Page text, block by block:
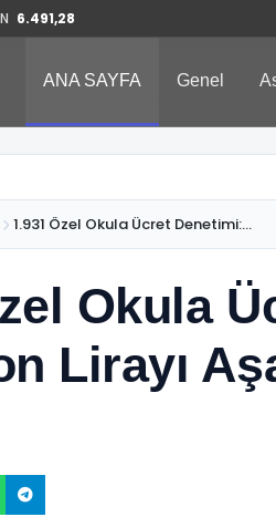
6.491,28
ANA SAYFA Genel
1.931 Özel Okula Ücret Denetimi:...
Okula
Lirayı